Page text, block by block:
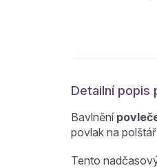
Detailní popis
Bavlnění
povlak na
Tento